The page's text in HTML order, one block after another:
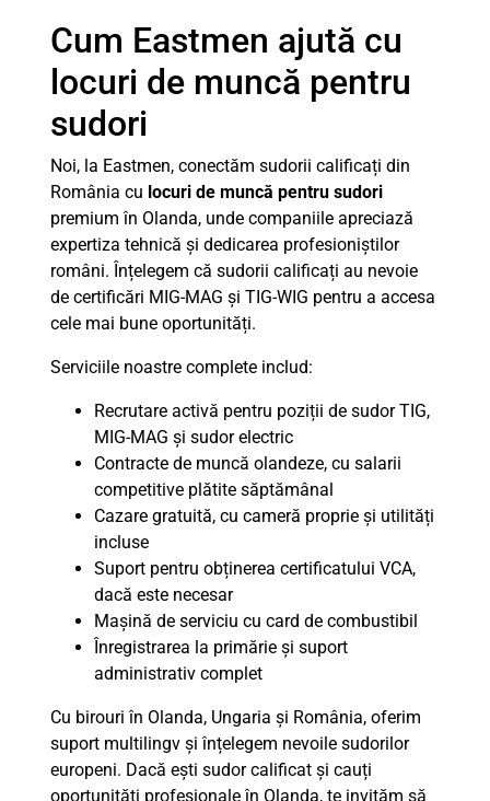
Cum Eastmen ajută cu
locuri de muncă pentru
sudori
Noi, la Eastmen, conectăm sudorii calificați din
România cu locuri de muncă pentru sudori
premium în Olanda, unde companiile apreciază
expertiza tehnică și dedicarea profesioniștilor
români. Înțelegem că sudorii calificați au nevoie
de certificări MIG-MAG și TIG-WIG pentru a accesa
cele mai bune oportunități.
Serviciile noastre complete includ:
Recrutare activă pentru poziții de sudor TIG,
MIG-MAG și sudor electric
Contracte de muncă olandeze, cu salarii
competitive plătite săptămânal
Cazare gratuită, cu cameră proprie și utilități
incluse
Suport pentru obținerea certificatului VCA,
dacă este necesar
Mașină de serviciu cu card de combustibil
Înregistrarea la primărie și suport
administrativ complet
Cu birouri în Olanda, Ungaria și România, oferim
suport multilingv și înțelegem nevoile sudorilor
europeni. Dacă ești sudor calificat și cauți
oportunități profesionale în Olanda, te invităm să